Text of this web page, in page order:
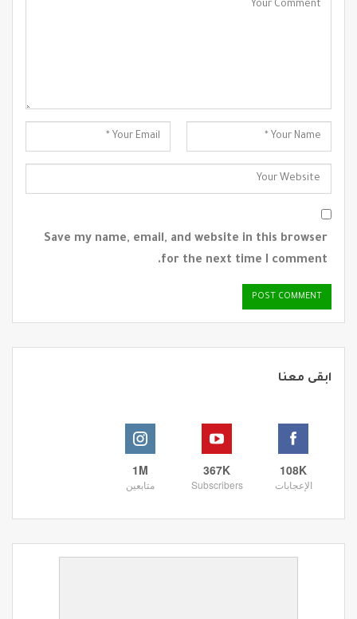
Save my name, email, and website in this browser
for the next time I comment.
ابقى معنا
108K
الإعجابات
367K
Subscribers
1M
متابعين